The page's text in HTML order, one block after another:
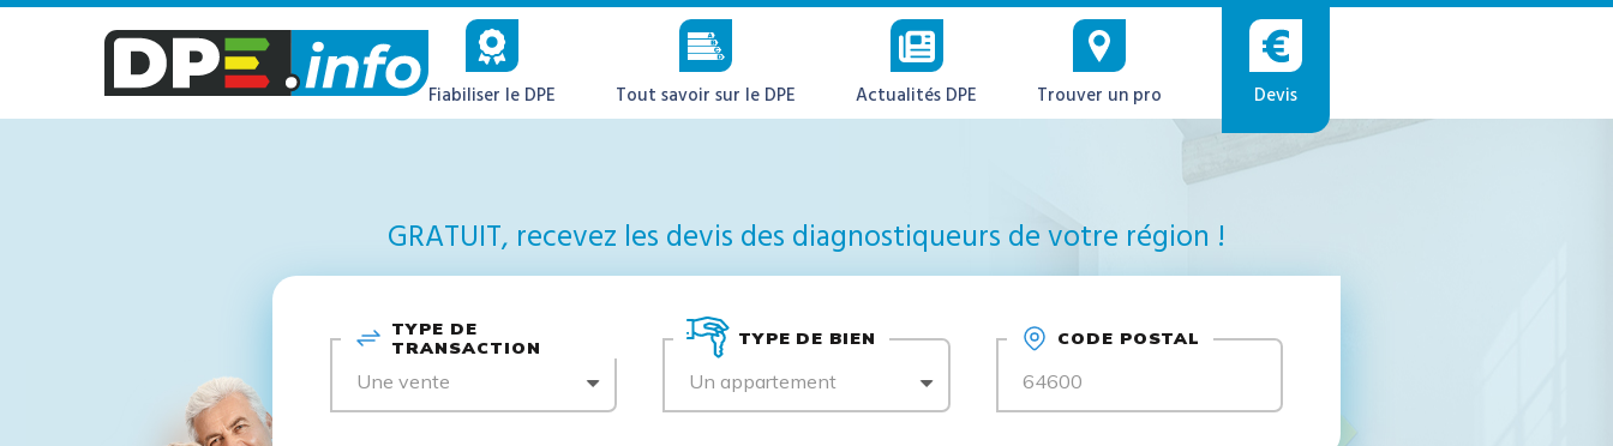
Fiabiliser le DPE Tout savoir sur le DPE Actualités DPE Trouver un pro Devis
GRATUIT, recevez les devis des diagnostiqueurs de votre région !
TYPE DE
TRANSACTION
Une vente
TYPE DE BIEN
Un appartement
CODE POSTAL